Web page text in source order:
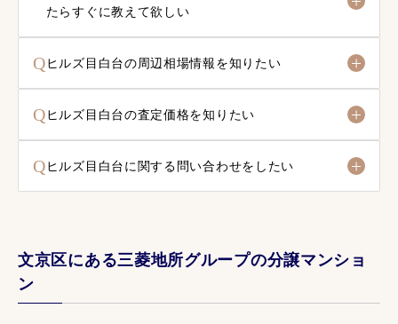
たらすぐに教えて欲しい
Qヒルズ目白台の周辺相場情報を知りたい
Qヒルズ目白台の査定価格を知りたい
Qヒルズ目白台に関する問い合わせをしたい
文京区にある三菱地所グループの分譲マンショ
ン